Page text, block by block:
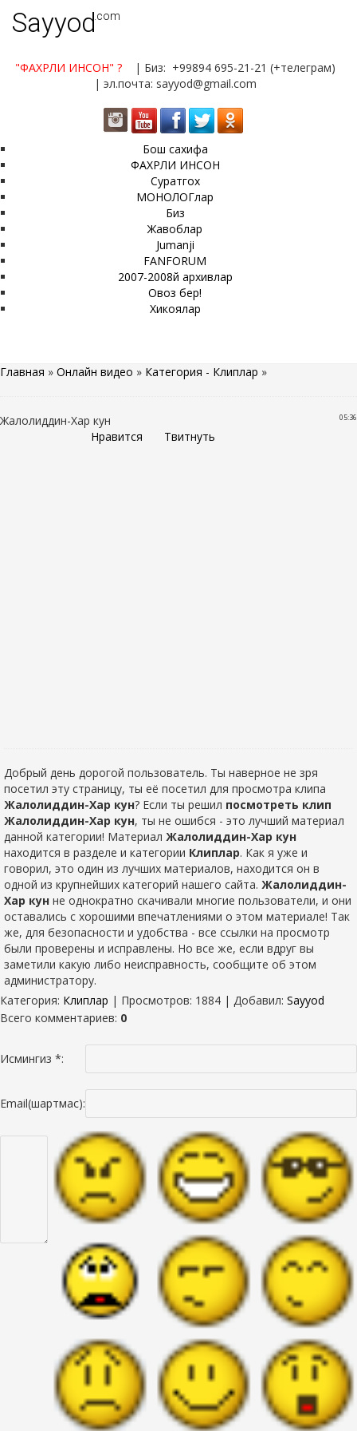
Sayyod.com
"ФАХРЛИ ИНСОН" ?
| Биз: +99894 695-21-21 (+телеграм)
| эл.почта: sayyod@gmail.com
Бош сахифа
ФАХРЛИ ИНСОН
Суратгох
МОНОЛОГлар
Биз
Жавоблар
Jumanji
FANFORUM
2007-2008й архивлар
Овоз бер!
Хикоялар
Главная » Онлайн видео » Категория - Клиплар »
05:36
Жалолиддин-Хар кун
Нравится
Твитнуть
Добрый день дорогой пользователь. Ты наверное не зря
посетил эту страницу, ты её посетил для просмотра клипа
Жалолиддин-Хар кун? Если ты решил посмотреть клип
Жалолиддин-Хар кун, ты не ошибся - это лучший материал
данной категории! Материал Жалолиддин-Хар кун
находится в разделе и категории Клиплар. Как я уже и
говорил, это один из лучших материалов, находится он в
одной из крупнейших категорий нашего сайта. Жалолиддин-
Хар кун не однократно скачивали многие пользователи, и они
оставались с хорошими впечатлениями о этом материале! Так
же, для безопасности и удобства - все ссылки на просмотр
были проверены и исправлены. Но все же, если вдруг вы
заметили какую либо неисправность, сообщите об этом
администратору.
Категория: Клиплар | Просмотров: 1884 | Добавил: Sayyod
Всего комментариев: 0
Исмингиз *:
Email(шартмас):